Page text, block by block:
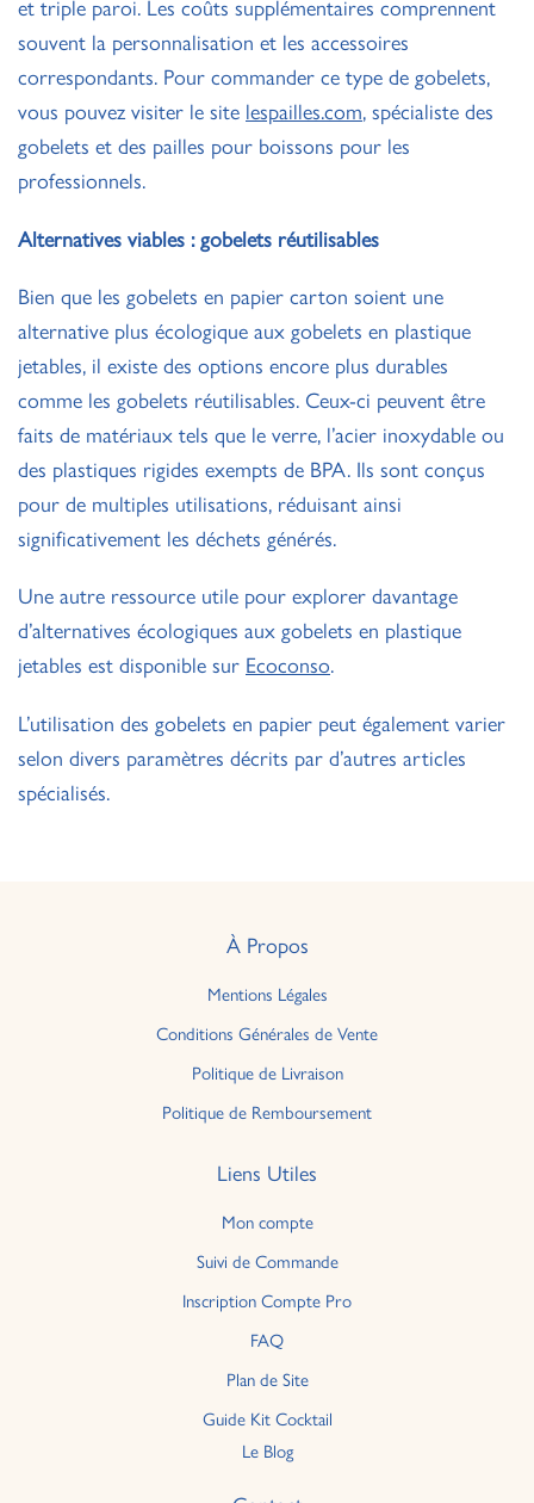
et triple paroi. Les coûts supplémentaires comprennent
souvent la personnalisation et les accessoires
correspondants. Pour commander ce type de gobelets,
vous pouvez visiter le site lespailles.com, spécialiste des
gobelets et des pailles pour boissons pour les
professionnels.
Alternatives viables : gobelets réutilisables
Bien que les gobelets en papier carton soient une
alternative plus écologique aux gobelets en plastique
jetables, il existe des options encore plus durables
comme les gobelets réutilisables. Ceux-ci peuvent être
faits de matériaux tels que le verre, l’acier inoxydable ou
des plastiques rigides exempts de BPA. Ils sont conçus
pour de multiples utilisations, réduisant ainsi
significativement les déchets générés.
Une autre ressource utile pour explorer davantage
d’alternatives écologiques aux gobelets en plastique
jetables est disponible sur Ecoconso.
L’utilisation des gobelets en papier peut également varier
selon divers paramètres décrits par d’autres articles
spécialisés.
À Propos
Mentions Légales
Conditions Générales de Vente
Politique de Livraison
Politique de Remboursement
Liens Utiles
Mon compte
Suivi de Commande
Inscription Compte Pro
FAQ
Plan de Site
Guide Kit Cocktail
Le Blog